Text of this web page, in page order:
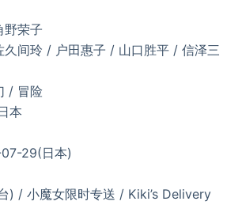
野荣子
久间玲 / 户田惠子 / 山口胜平 / 信泽三
/ 冒险
本
29(日本)
) / 小魔女限时专送 / Kiki’s Delivery